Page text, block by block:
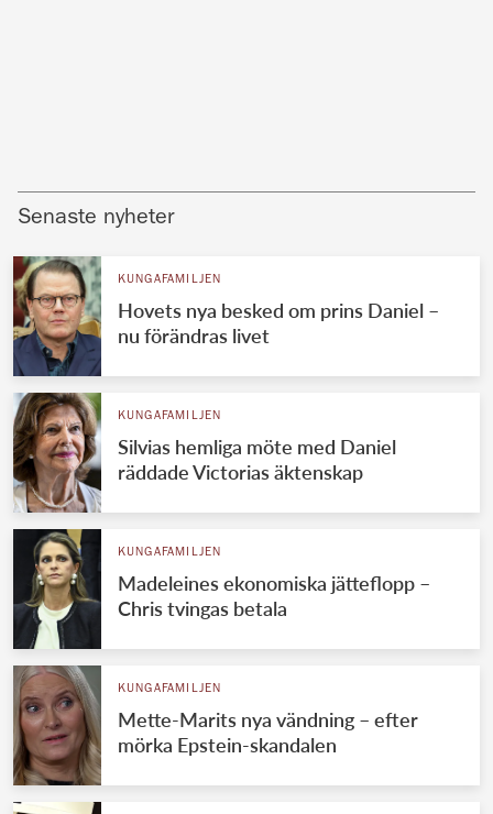
Senaste nyheter
KUNGAFAMILJEN
Hovets nya besked om prins Daniel –
nu förändras livet
KUNGAFAMILJEN
Silvias hemliga möte med Daniel
räddade Victorias äktenskap
KUNGAFAMILJEN
Madeleines ekonomiska jätteflopp –
Chris tvingas betala
KUNGAFAMILJEN
Mette-Marits nya vändning – efter
mörka Epstein-skandalen